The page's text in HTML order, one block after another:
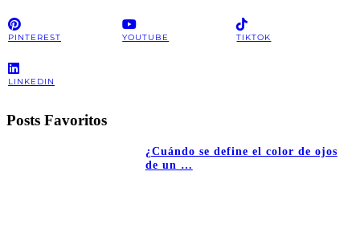
PINTEREST YOUTUBE TIKTOK
LINKEDIN
Posts Favoritos
¿Cuándo se define el color de ojos
de un …